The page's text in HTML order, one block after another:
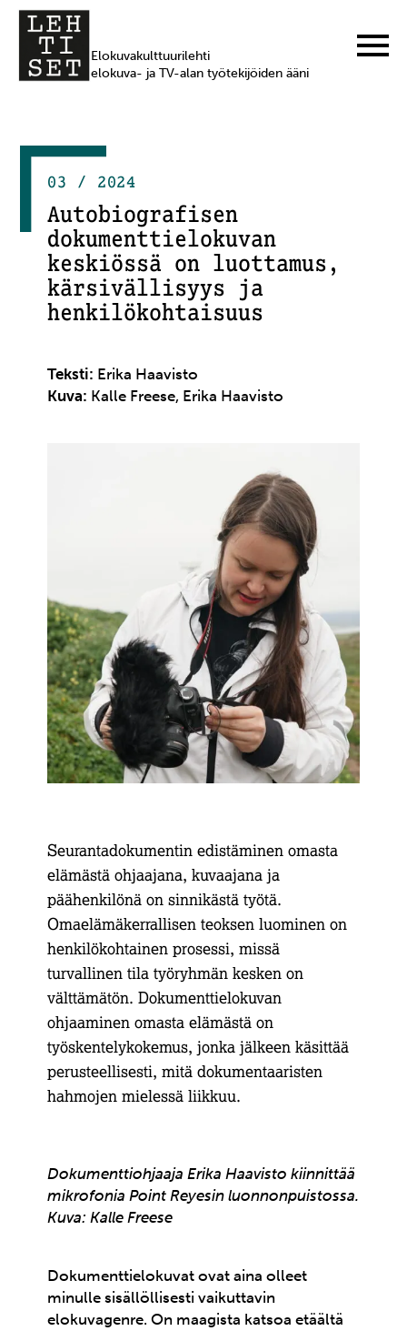
Elokuvakulttuurilehti
elokuva- ja TV-alan työtekijöiden ääni
03 / 2024
Autobiografisen
dokumenttielokuvan
keskiössä on luottamus,
kärsivällisyys ja
henkilökohtaisuus
Teksti: Erika Haavisto
Kuva: Kalle Freese, Erika Haavisto
Seurantadokumentin edistäminen omasta
elämästä ohjaajana, kuvaajana ja
päähenkilönä on sinnikästä työtä.
Omaelämäkerrallisen teoksen luominen on
henkilökohtainen prosessi, missä
turvallinen tila työryhmän kesken on
välttämätön. Dokumenttielokuvan
ohjaaminen omasta elämästä on
työskentelykokemus, jonka jälkeen käsittää
perusteellisesti, mitä dokumentaaristen
hahmojen mielessä liikkuu.
Dokumenttiohjaaja Erika Haavisto kiinnittää
mikrofonia Point Reyesin luonnonpuistossa.
Kuva: Kalle Freese
Dokumenttielokuvat ovat aina olleet
minulle sisällöllisesti vaikuttavin
elokuvagenre. On maagista katsoa etäältä